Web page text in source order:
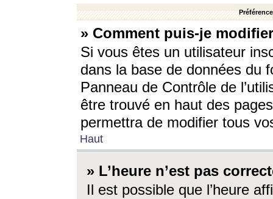
» Comment puis-je
Si vous êtes un utilisateur
dans la base de données du
Panneau de Contrôle de
être trouvé en haut des
permettra de modifier tous
Haut
» L’heure n’est pas
Il est possible que l’heure